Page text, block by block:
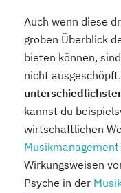
Auch wenn diese
groben Überblick
bieten können,
nicht
kannst du
wirtschaftlichen
Musikmanagement
Wirkungsweisen
Psyche in der